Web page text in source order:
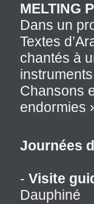
MELTING
Dans un
Textes
chantés à
instruments
Chansons
endormies
Journées
- Visite
Dauphiné